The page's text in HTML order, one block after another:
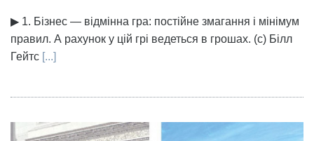
▶ 1. Бізнес — відмінна гра: постійне змагання і мінімум
правил. А рахунок у цій грі ведеться в грошах. (с) Білл
Гейтс [...]